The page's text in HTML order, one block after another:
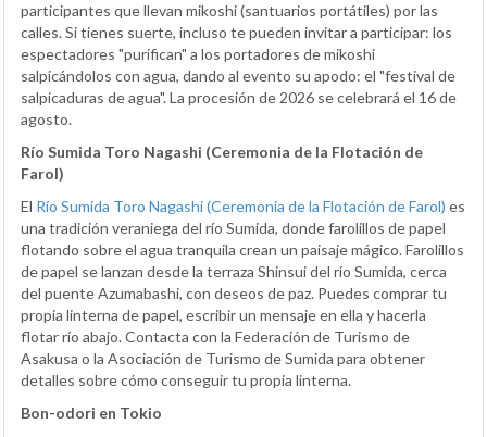
participantes que llevan mikoshi (santuarios portátiles) por las
calles. Si tienes suerte, incluso te pueden invitar a participar: los
espectadores "purifican" a los portadores de mikoshi
salpicándolos con agua, dando al evento su apodo: el "festival de
salpicaduras de agua". La procesión de 2026 se celebrará el 16 de
agosto.
Río Sumida Toro Nagashi (Ceremonia de la Flotación de
Farol)
El Río Sumida Toro Nagashi (Ceremonia de la Flotación de Farol) es
una tradición veraniega del río Sumida, donde farolillos de papel
flotando sobre el agua tranquila crean un paisaje mágico. Farolillos
de papel se lanzan desde la terraza Shinsui del río Sumida, cerca
del puente Azumabashi, con deseos de paz. Puedes comprar tu
propia linterna de papel, escribir un mensaje en ella y hacerla
flotar río abajo. Contacta con la Federación de Turismo de
Asakusa o la Asociación de Turismo de Sumida para obtener
detalles sobre cómo conseguir tu propia linterna.
Bon-odori en Tokio